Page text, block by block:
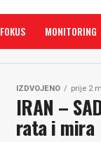
FOKUS MONITORING
IZDVOJENO prije 2
IRAN –
rata i mira